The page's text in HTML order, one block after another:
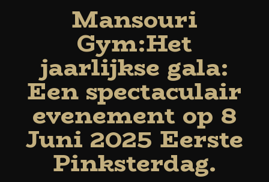
Mansouri
Gym:Het
jaarlijkse gala:
Een spectaculair
evenement op 8
Juni 2025 Eerste
Pinksterdag.